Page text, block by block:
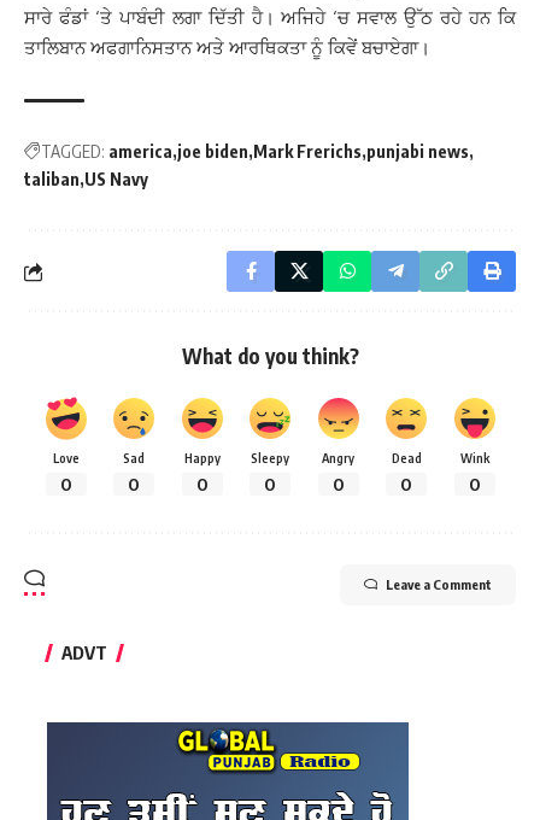
ਸਾਰੇ ਫੰਡਾਂ ‘ਤੇ ਪਾਬੰਦੀ ਲਗਾ ਦਿੱਤੀ ਹੈ। ਅਜਿਹੇ ‘ਚ ਸਵਾਲ ਉੱਠ ਰਹੇ ਹਨ ਕਿ
ਤਾਲਿਬਾਨ ਅਫਗਾਨਿਸਤਾਨ ਅਤੇ ਆਰਥਿਕਤਾ ਨੂੰ ਕਿਵੇਂ ਬਚਾਏਗਾ।
TAGGED: america joe biden Mark Frerichs punjabi news
taliban US Navy
What do you think?
Love
0
Sad
0
Happy
0
Sleepy
0
Angry
0
Dead
0
Wink
0
Leave a Comment
ADVT